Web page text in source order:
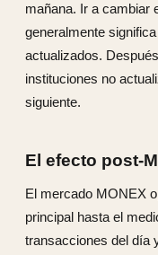
mañana. Ir a cambiar
generalmente
actualizados.
instituciones no
siguiente.
El efecto post-
El mercado MONEX
principal hasta el
transacciones del día